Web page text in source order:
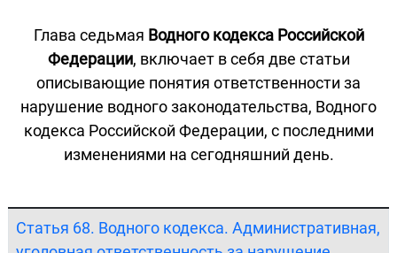
Глава седьмая Водного кодекса Российской
Федерации, включает в себя две статьи
описывающие понятия ответственности за
нарушение водного законодательства, Водного
кодекса Российской Федерации, с последними
изменениями на сегодняшний день.
Статья 68. Водного кодекса. Административная,